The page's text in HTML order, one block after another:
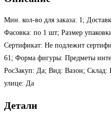
Мин. кол-во для заказа: 1;
Фасовка: по 1 шт; Размер
Сертификат: Не подлежит
61; Форма фигуры: Предметы
РосЗакуп: Да; Вид: Вазон;
улице: Да
Детали